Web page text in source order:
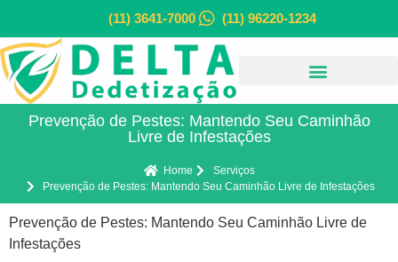
(11) 3641-7000 (11) 96220-1234
Prevenção de Pestes: Mantendo Seu Caminhão
Livre de Infestações
Home
Serviços
Prevenção de Pestes: Mantendo Seu Caminhão Livre de Infestações
Prevenção de Pestes: Mantendo Seu Caminhão Livre de
Infestações